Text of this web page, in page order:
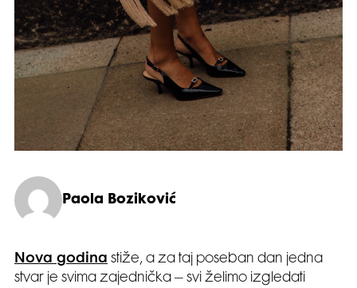
Paola Boziković
Nova godina stiže, a za taj poseban dan jedna
stvar je svima zajednička – svi želimo izgledati